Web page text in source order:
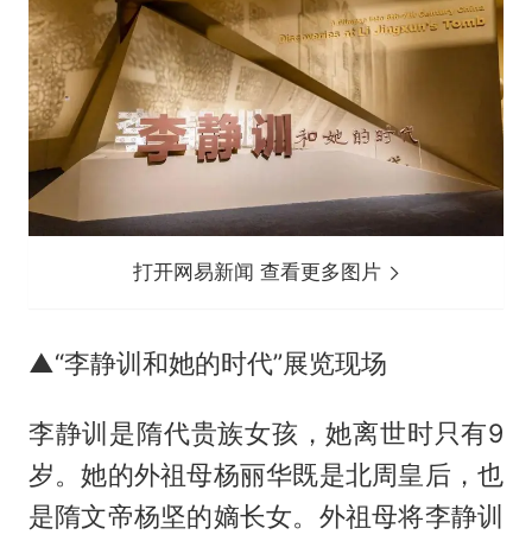
打开网易新闻 查看更多图片
▲“李静训和她的时代”展览现场
李静训是隋代贵族女孩，她离世时只有9
岁。她的外祖母杨丽华既是北周皇后，也
是隋文帝杨坚的嫡长女。外祖母将李静训